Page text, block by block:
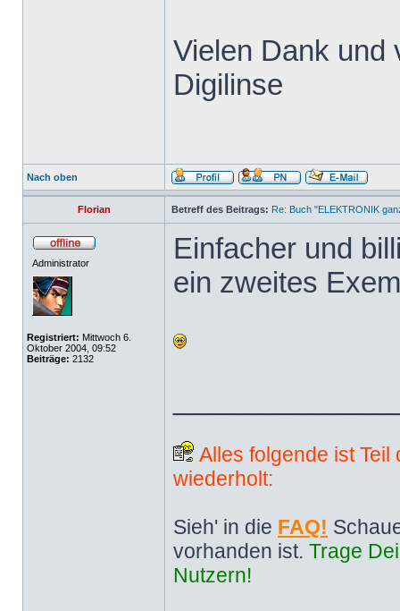
Vielen Dank und
Digilinse
Nach oben
Florian Betreff des Beitrags: Re: Buch "ELEKTRONIK
Administrator
Registriert: Mittwoch 6.
Oktober 2004, 09:52
Beiträge: 2132
Einfacher und
ein zweites
Alles folgende ist
wiederholt:
Sieh' in die FAQ!
vorhanden ist. Trage
Nutzern!